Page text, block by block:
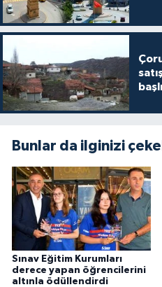
Bunlar da ilginizi
Sınav Eğitim Kurumları
derece yapan öğrencilerini
altınla ödüllendirdi